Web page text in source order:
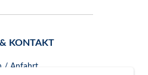
KONTAKT
/ Anfahrt